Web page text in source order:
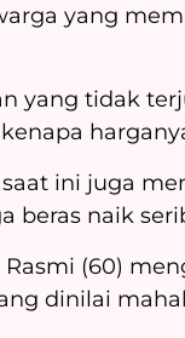
yang
yang tidak
ini juga
beras naik
(60)
dinilai